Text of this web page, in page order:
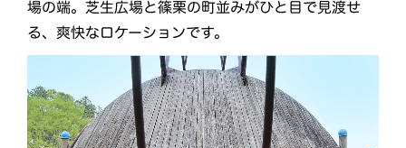
場の端。芝生広場と篠栗の町並みがひと目で見渡せ
る、爽快なロケーションです。